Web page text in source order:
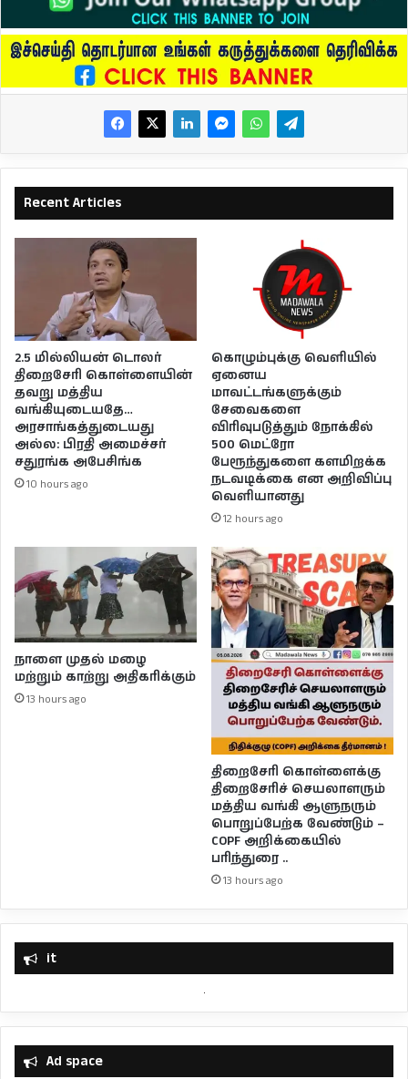
Recent Articles
2.5 மில்லியன் டொலர்
திறைசேரி கொள்ளையின்
தவறு மத்திய
வங்கியுடையதே…
அரசாங்கத்துடையது
அல்ல: பிரதி அமைச்சர்
சதுரங்க அபேசிங்க
10 hours ago
கொழும்புக்கு வெளியில்
ஏனைய
மாவட்டங்களுக்கும்
சேவைகளை
விரிவுபடுத்தும் நோக்கில்
500 மெட்ரோ
பேரூந்துகளை களமிறக்க
நடவடிக்கை என அறிவிப்பு
வெளியானது
12 hours ago
நாளை முதல் மழை
மற்றும் காற்று அதிகரிக்கும்
13 hours ago
திறைசேரி கொள்ளைக்கு
திறைசேரிச் செயலாளரும்
மத்திய வங்கி ஆளுநரும்
பொறுப்பேற்க வேண்டும் –
COPF அறிக்கையில்
பரிந்துரை ..
13 hours ago
it
Ad space